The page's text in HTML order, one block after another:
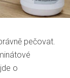
pečovat.
o